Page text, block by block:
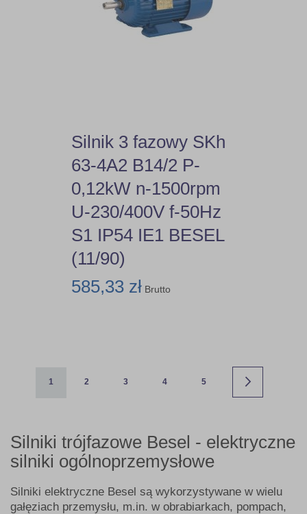
Silnik 3 fazowy SKh
63-4A2 B14/2 P-
0,12kW n-1500rpm
U-230/400V f-50Hz
S1 IP54 IE1 BESEL
(11/90)
585,33 zł Brutto
Aktualnie czytasz stronę
1 Strona
2 Strona
3 Strona
4 Strona
5
Silniki trójfazowe Besel - elektryczne
silniki ogólnoprzemysłowe
Silniki elektryczne Besel są wykorzystywane w wielu
gałęziach przemysłu, m.in. w obrabiarkach, pompach,